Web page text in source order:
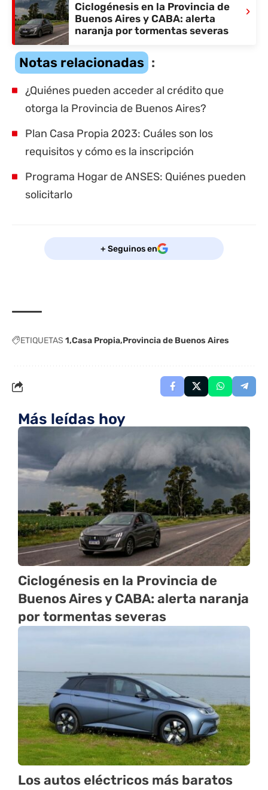
Ciclogénesis en la Provincia de
Buenos Aires y CABA: alerta
naranja por tormentas severas
›
Notas relacionadas :
¿Quiénes pueden acceder al crédito que
otorga la Provincia de Buenos Aires?
Plan Casa Propia 2023: Cuáles son los
requisitos y cómo es la inscripción
Programa Hogar de ANSES: Quiénes pueden
solicitarlo
+ Seguinos en
ETIQUETAS 1 Casa Propia Provincia de Buenos Aires
Más leídas hoy
Ciclogénesis en la Provincia de
Buenos Aires y CABA: alerta naranja
por tormentas severas
Los autos eléctricos más baratos